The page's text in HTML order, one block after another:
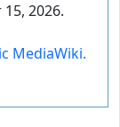
2026.
MediaWiki.